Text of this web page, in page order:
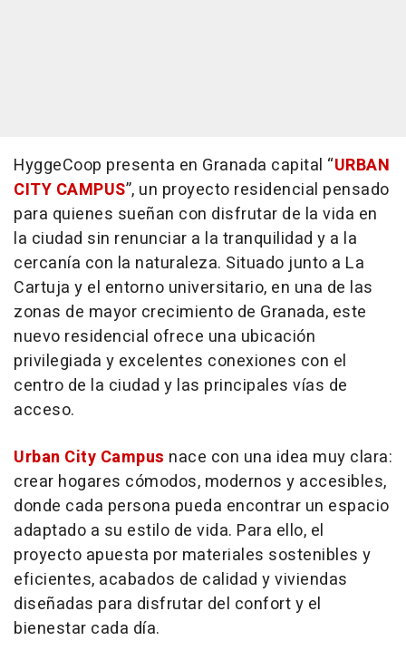
HyggeCoop presenta en Granada capital “URBAN
CITY CAMPUS”, un proyecto residencial pensado
para quienes sueñan con disfrutar de la vida en
la ciudad sin renunciar a la tranquilidad y a la
cercanía con la naturaleza. Situado junto a La
Cartuja y el entorno universitario, en una de las
zonas de mayor crecimiento de Granada, este
nuevo residencial ofrece una ubicación
privilegiada y excelentes conexiones con el
centro de la ciudad y las principales vías de
acceso.
Urban City Campus nace con una idea muy clara:
crear hogares cómodos, modernos y accesibles,
donde cada persona pueda encontrar un espacio
adaptado a su estilo de vida. Para ello, el
proyecto apuesta por materiales sostenibles y
eficientes, acabados de calidad y viviendas
diseñadas para disfrutar del confort y el
bienestar cada día.